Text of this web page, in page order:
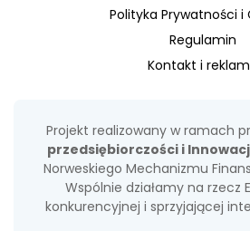
Polityka Prywatności i
Regulamin
Kontakt i
Projekt realizowany w ramach
przedsiębiorczości i
Norweskiego Mechanizmu
Wspólnie działamy na rzecz
konkurencyjnej i sprzyjającej